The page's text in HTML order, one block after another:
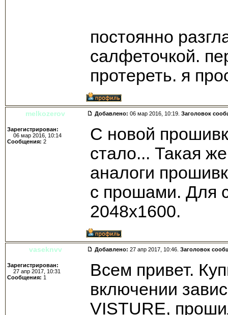
постоянно
салфеточкой.
протереть. я
melkozerov Добавлено: 06 мар 2016, 10:19. Заголовок
Зарегистрирован:
06 мар 2016, 10:14
Сообщения: 2
С новой
стало... Такая
аналоги
с прошами. Для
2048х1600.
vaseknvv Добавлено: 27 апр 2017, 10:46. Заголовок
Зарегистрирован:
27 апр 2017, 10:31
Сообщения: 1
Всем привет.
включении
VISTURE,